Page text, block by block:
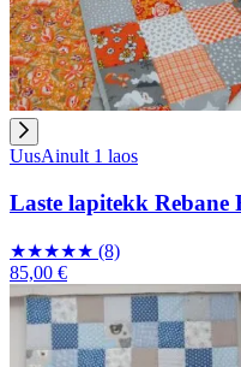
UusAinult 1 laos
Laste lapitekk Rebane
★★★★★ (8)
85,00 €